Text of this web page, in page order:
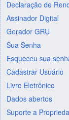
Declaração de
Assinador Digital
Gerador GRU
Sua Senha
Esqueceu sua
Cadastrar Usuário
Livro Eletrônico
Dados abertos
Suporte a